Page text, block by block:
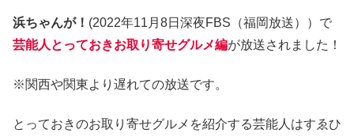
浜ちゃんが！ (2022年11月8日深夜FBS（福岡放送））で
芸能人とっておきお取り寄せグルメ編が放送されました！
※関西や関東より遅れての放送です。
とっておきのお取り寄せグルメを紹介する芸能人はすゑひ